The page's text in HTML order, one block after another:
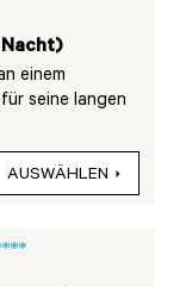
Nacht)
einem
seine langen
AUSWÄHLEN